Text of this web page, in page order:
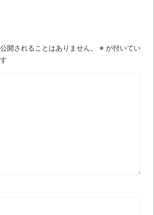
】名古屋の地下鉄
い芝包囲網すぎて色々見失う、新
開されることはありません。 ※ が付いてい